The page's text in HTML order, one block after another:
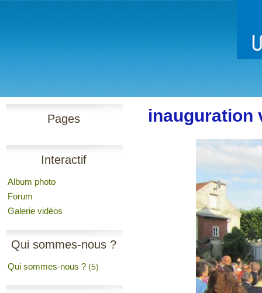
Pages
Interactif
Album photo
Forum
Galerie vidéos
Qui sommes-nous ?
Qui sommes-nous ? (5)
inauguration